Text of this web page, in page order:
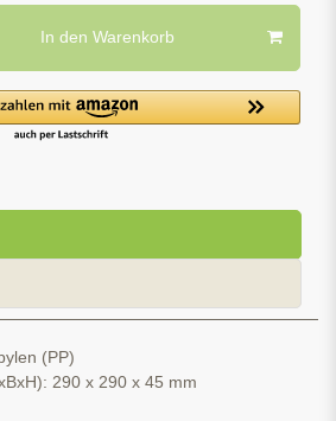
In den Warenkorb
(PP)
290 x 290 x 45 mm